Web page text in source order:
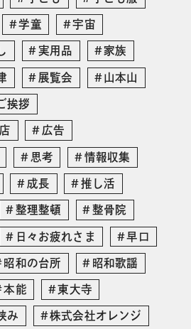
学童 宇宙
実用品 家族
展覧会 山本山
挨拶
広告
思考 情報収集
成長 推し活
整理整頓 整骨院
日々お疲れさま 早口
昭和の台所 昭和歌謡
本能 東大寺
み 株式会社オレンジ